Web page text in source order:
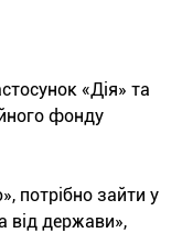
«Дія» та
фонду
потрібно зайти у
від держави»,